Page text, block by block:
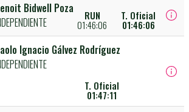
Bidwell Poza
RUN
01:46:06
T. Oficial
01:46:06
Ignacio Gálvez Rodríguez
T. Oficial
01:47:11